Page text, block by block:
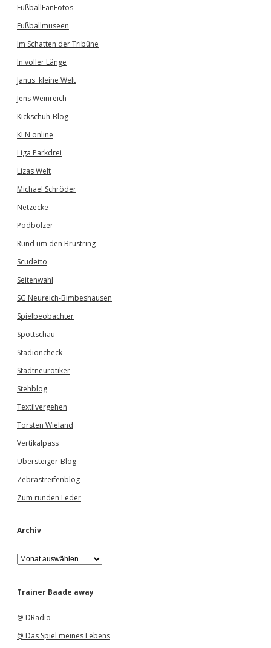
FußballFanFotos
Fußballmuseen
Im Schatten der Tribüne
In voller Länge
Janus' kleine Welt
Jens Weinreich
Kickschuh-Blog
KLN online
Liga Parkdrei
Lizas Welt
Michael Schröder
Netzecke
Podbolzer
Rund um den Brustring
Scudetto
Seitenwahl
SG Neureich-Bimbeshausen
Spielbeobachter
Spottschau
Stadioncheck
Stadtneurotiker
Stehblog
Textilvergehen
Torsten Wieland
Vertikalpass
Übersteiger-Blog
Zebrastreifenblog
Zum runden Leder
Archiv
A
r
h
Trainer Baade away
@ DRadio
@ Das Spiel meines Lebens